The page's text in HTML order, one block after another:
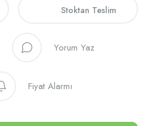
Stoktan Teslim
Yorum Yaz
Fiyat Alarmı